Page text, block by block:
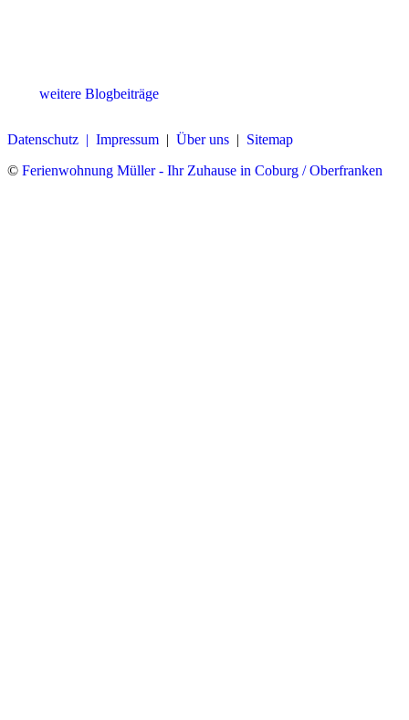
weitere Blogbeiträge
Datenschutz | Impressum | Über uns | Sitemap
© Ferienwohnung Müller - Ihr Zuhause in Coburg / Oberfranken